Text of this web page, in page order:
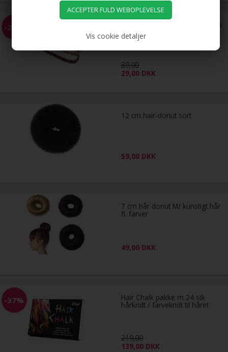
Vis cookie detaljer
-26% Flettet Hårbånd - Blond, Brun &
Sort
39,00
29,00 DKK
12 cm hair-donut sort
59,00 DKK
7 cm hår donut M/ kunstigt hår
fl. farver
49,00 DKK
-37% Hair Chalk pakke m 24 stk
hårkridt / farvekridt til håret
219,00
139,00 DKK